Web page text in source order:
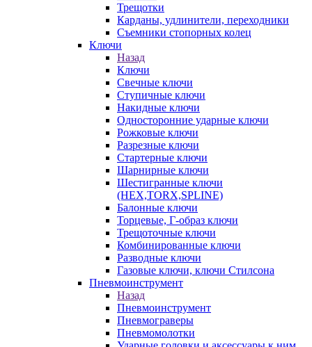
Трещотки
Карданы, удлинители, переходники
Съемники стопорных колец
Ключи
Назад
Ключи
Свечные ключи
Ступичные ключи
Накидные ключи
Односторонние ударные ключи
Рожковые ключи
Разрезные ключи
Стартерные ключи
Шарнирные ключи
Шестигранные ключи
(HEX,TORX,SPLINE)
Балонные ключи
Торцевые, Г-образ ключи
Трещоточные ключи
Комбинированные ключи
Разводные ключи
Газовые ключи, ключи Стилсона
Пневмоинструмент
Назад
Пневмоинструмент
Пневмограверы
Пневмомолотки